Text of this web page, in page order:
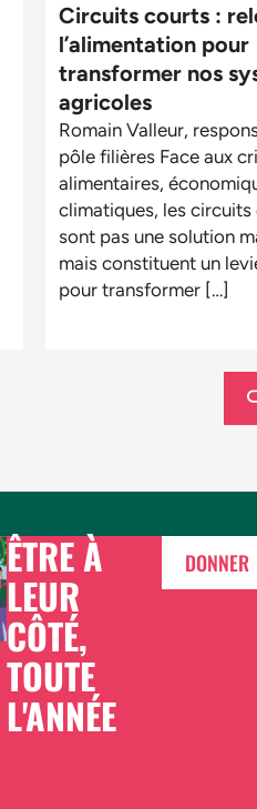
Circuits courts :
l’alimentation pour
transformer nos
agricoles
Romain Valleur,
pôle filières Face aux
alimentaires,
climatiques, les circuits
sont pas une solution
mais constituent un
pour transformer […]
ÊTRE À
LEUR
CÔTÉ,
TOUTE
L'ANNÉE
DONNER